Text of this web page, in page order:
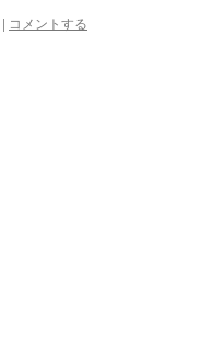
| コメントする